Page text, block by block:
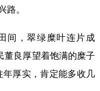
海南
青海 宁夏
黑龙江
。
，翠绿糜叶连片成
董良厚望着饱满的糜子
厚实，肯定能多收几